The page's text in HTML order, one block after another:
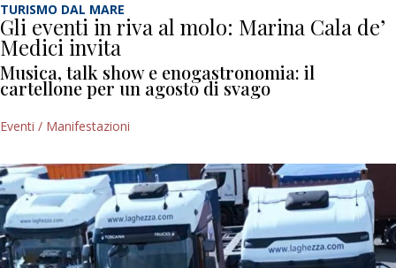
TURISMO DAL MARE
Gli eventi in riva al molo: Marina Cala de’
Medici invita
Musica, talk show e enogastronomia: il
cartellone per un agosto di svago
Eventi / Manifestazioni